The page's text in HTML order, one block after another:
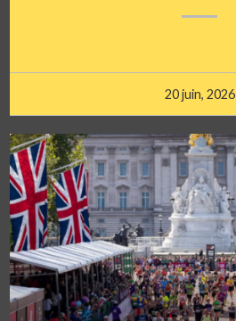
20 juin, 2026